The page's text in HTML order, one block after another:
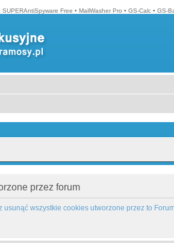
SUPERAntiSpyware Free • MailWasher Pro • GS-Calc • GS-
przez forum
usunąć wszystkie cookies utworzone przez to